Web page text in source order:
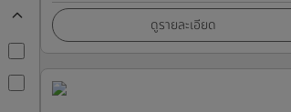
ดูรายละเอียด